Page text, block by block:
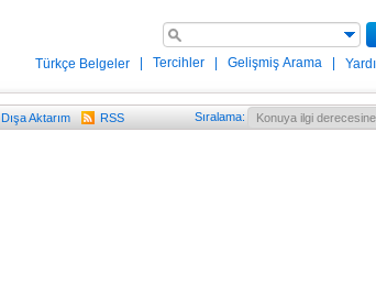
Türkçe Belgeler Tercihler Gelişmiş Arama
Dışa Aktarım RSS Sıralama: